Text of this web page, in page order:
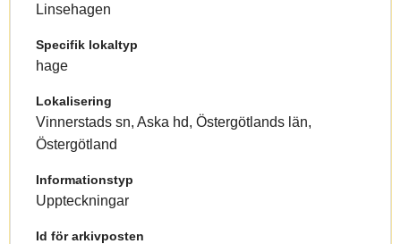
Linsehagen
Specifik lokaltyp
hage
Lokalisering
Vinnerstads sn, Aska hd, Östergötlands län,
Östergötland
Informationstyp
Uppteckningar
Id för arkivposten